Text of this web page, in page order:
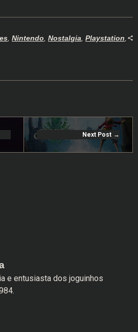
, Nintendo, Nostalgia, Playstation,
Next Post
e entusiasta dos joguinhos